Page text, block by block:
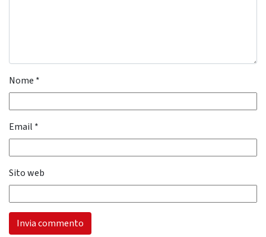
Nome *
Email *
Sito web